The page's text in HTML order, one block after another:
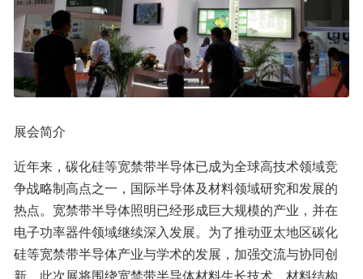
展会简介
近年来，碳化硅等宽禁带半导体已成为全球高技术领域竞
争战略制高点之一，国际半导体及材料领域研究和发展的
热点。宽禁带半导体照明已经形成巨大规模的产业，并在
电子功率器件领域继续深入发展。为了推动亚太地区碳化
硅等宽禁带半导体产业与学术的发展，加强交流与协同创
新，此次展将围绕宽禁带半导体材料生长技术、材料结构